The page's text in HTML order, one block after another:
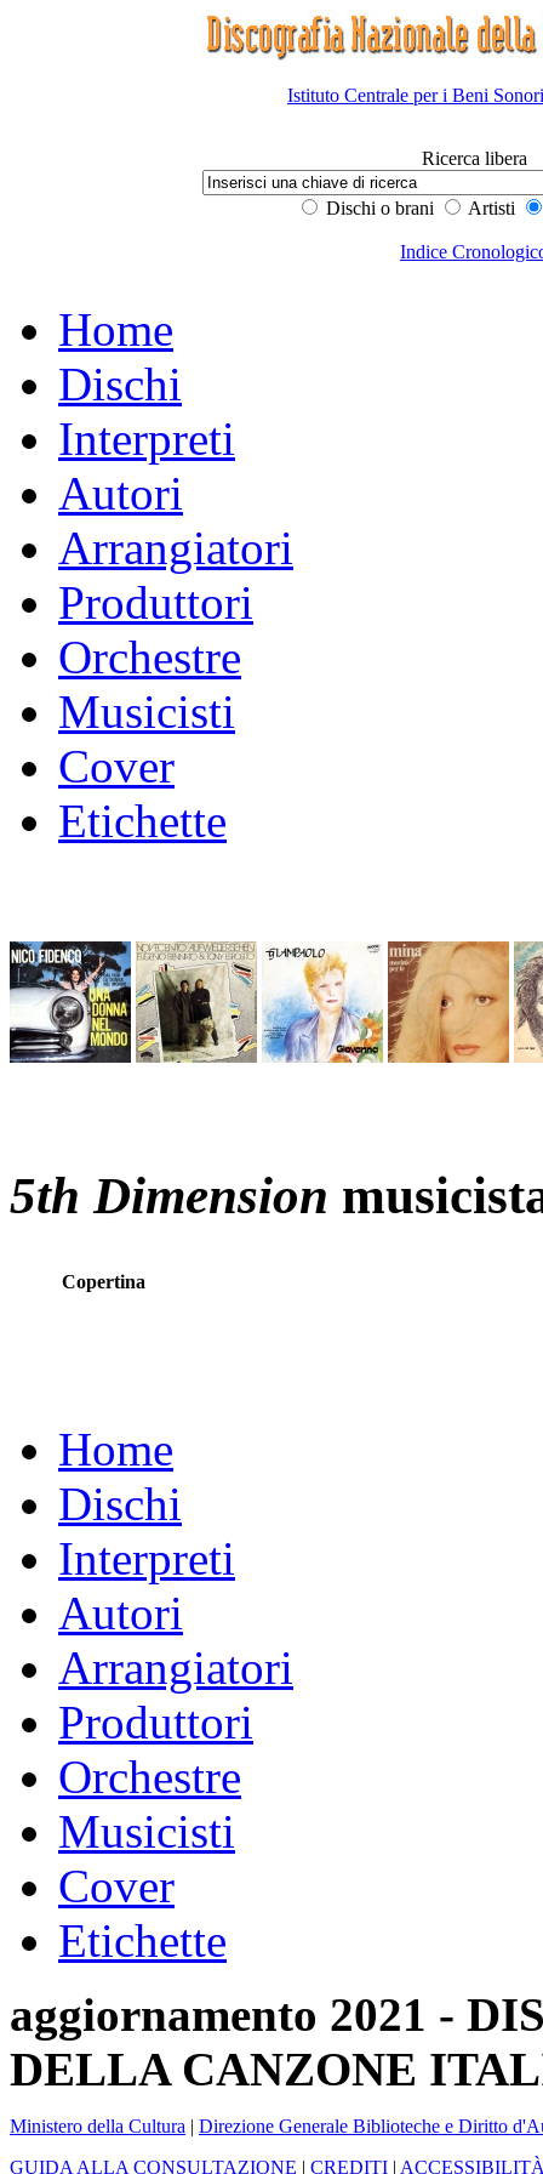
Istituto Centrale per i Beni
Ricerca libera
Dischi o brani Artisti
Indice
Home
Dischi
Interpreti
Autori
Arrangiatori
Produttori
Orchestre
Musicisti
Cover
Etichette
5th Dimension
Copertina
Home
Dischi
Interpreti
Autori
Arrangiatori
Produttori
Orchestre
Musicisti
Cover
Etichette
aggiornamento 2021 -
DELLA CANZONE
Ministero della Cultura | Direzione Generale Biblioteche e Diritto
GUIDA ALLA CONSULTAZIONE | CREDITI |